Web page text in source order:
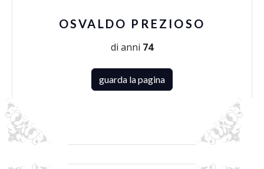
OSVALDO PREZIOSO
di anni 74
guarda la pagina